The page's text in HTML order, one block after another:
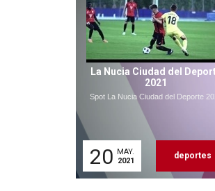
La Nucia Ciudad del
2021
Spot La Nucia Ciudad del Deporte
20 MAY.
2021
deportes